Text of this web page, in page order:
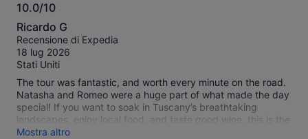
10.0/10
10.0
su
10
Ricardo G
Recensione di Expedia
18 lug 2026
Stati Uniti
The tour was fantastic, and worth every minute on the road.
Natasha and Romeo were a huge part of what made the day
special! If you want to soak in Tuscany’s breathtaking
landscapes, enjoy local food, and taste good wine, this is the
tour to take!!!
Mostra altro